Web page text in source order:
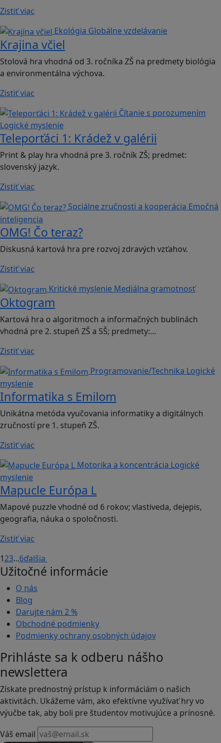
Zistiť viac
Ekológia Globálne vzdelávanie
Krajina včiel
Stolová hra vhodná od 3. ročníka ZŠ na predmety biológia
a environmentálna výchova.
Zistiť viac
Čítanie s porozumením
Logické myslenie
Teleporťáci 1: Krádež v galérii
Print & play hra vhodná pre 3. ročník ZŠ; predmet:
slovenský jazyk.
Zistiť viac
Sociálne zručnosti a kooperácia Emočná
inteligencia
OMG! Čo teraz?
Diskusná kartová hra pre rozvoj zdravých vzťahov.
Zistiť viac
Kritické myslenie Mediálna gramotnosť
Oktogram
Kartová hra o algoritmoch a informačných bublinách
vhodná pre 2. stupeň ZŠ a SŠ; predmety:…
Zistiť viac
Programovanie/Technika Logické
myslenie
Informatika s Emilom
Unikátna metóda vyučovania informatiky a digitálnych
zručností pre 1. stupeň ZŠ.
Zistiť viac
Motorika a koncentrácia Logické
myslenie
Mapucle Európa L
Mapové puzzle vhodné od 6 rokov; vlastiveda, dejepis,
geografia, náuka o spoločnosti.
Zistiť viac
123...6ďalšia
Užitočné informácie
O nás
Blog
Darujte nám 2 %
Obchodné podmienky
Podmienky ochrany osobných údajov
Prihláste sa k odberu nášho
newslettera
Získate prednostný prístup k informáciám o našich
aktivitách. Ukážeme vám, ako efektívne využívať hry vo
výučbe tak, aby boli pre študentov motivujúce a prínosné.
Váš email